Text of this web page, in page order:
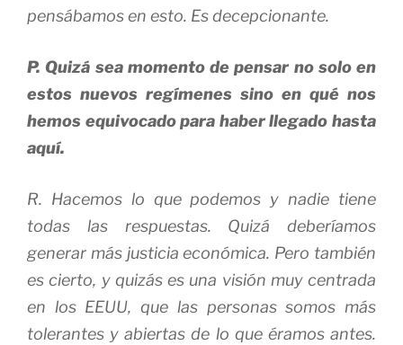
pensábamos en esto. Es decepcionante.
P. Quizá sea momento de pensar no solo en
estos nuevos regímenes sino en qué nos
hemos equivocado para haber llegado hasta
aquí.
R. Hacemos lo que podemos y nadie tiene
todas las respuestas. Quizá deberíamos
generar más justicia económica. Pero también
es cierto, y quizás es una visión muy centrada
en los EEUU, que las personas somos más
tolerantes y abiertas de lo que éramos antes.